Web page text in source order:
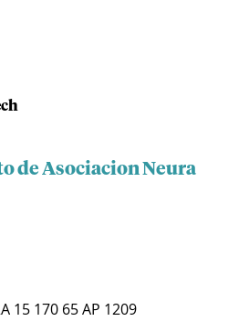
de Asociacion Neura
15 170 65 AP 1209